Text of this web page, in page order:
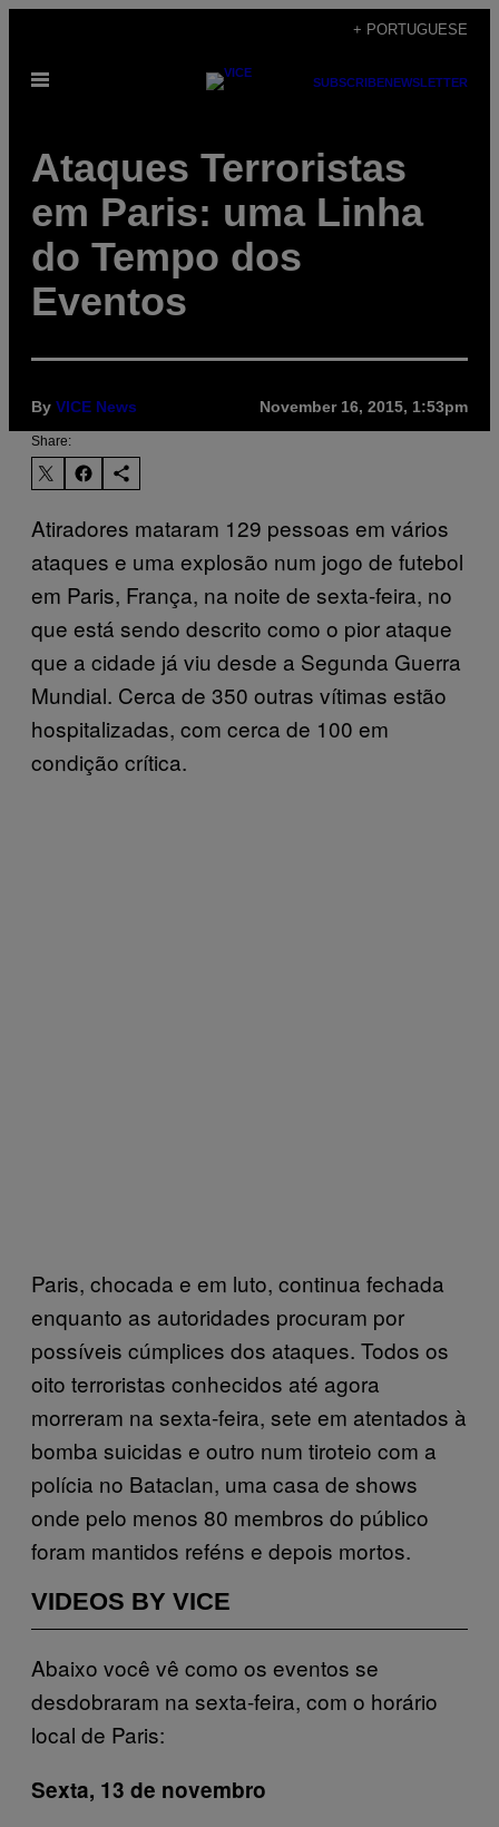
content
+ PORTUGUESE
Open
SUBSCRIBENEWSLETTER
Ataques Terroristas
em Paris: uma Linha
do Tempo dos
Eventos
By VICE News November 16, 2015, 1:53pm
Share:
Atiradores mataram 129 pessoas em vários
ataques e uma explosão num jogo de futebol
em Paris, França, na noite de sexta-feira, no
que está sendo descrito como o pior ataque
que a cidade já viu desde a Segunda Guerra
Mundial. Cerca de 350 outras vítimas estão
hospitalizadas, com cerca de 100 em
condição crítica.
Paris, chocada e em luto, continua fechada
enquanto as autoridades procuram por
possíveis cúmplices dos ataques. Todos os
oito terroristas conhecidos até agora
morreram na sexta-feira, sete em atentados à
bomba suicidas e outro num tiroteio com a
polícia no Bataclan, uma casa de shows
onde pelo menos 80 membros do público
foram mantidos reféns e depois mortos.
VIDEOS BY VICE
Abaixo você vê como os eventos se
desdobraram na sexta-feira, com o horário
local de Paris:
Sexta, 13 de novembro